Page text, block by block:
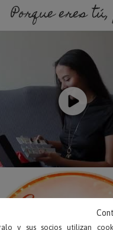
eres tú,
y sus socios utilizan